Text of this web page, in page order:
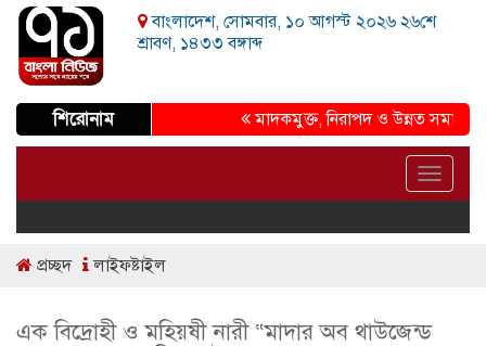
বাংলাদেশ, সোমবার, ১০ আগস্ট ২০২৬ ২৬শে
শ্রাবণ, ১৪৩৩ বঙ্গাব্দ
শিরোনাম মাদকমুক্ত, নিরাপদ ও উন্নত সমাজ গড়ার
Toggle
প্রচ্ছদ লাইফষ্টাইল
এক বিদ্রোহী ও মহিয়ষী নারী “মাদার অব থাউজেন্ড